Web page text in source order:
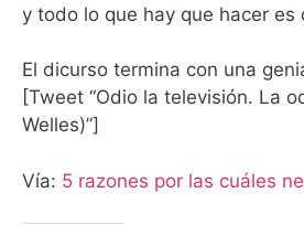
y todo lo que hay que hacer es
El dicurso termina con una
[Tweet “Odio la televisión. La
Welles)”]
Vía: 5 razones por las cuáles